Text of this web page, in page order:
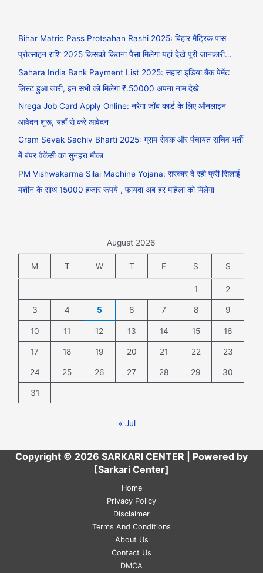
Bihar Matric Pass Protsahan Rashi 2025: बिहार मैट्रिक पास
प्रोत्साहन राशि 2025 किसको कितना पैसा मिलेगा यहां देखे पूरी जानकारी…
Sahara India Bank Payment List 2025: सहारा इंडिया बैंक पेमेंट
लिस्ट हुआ जारी, इन सभी को मिलेगा ₹.50000 अपना नाम देखे
Nrega Job Card Apply Online: नरेगा जॉब कार्ड के लिए ऑनलाइन
आवेदन शुरू, यहाँ से करे आवेदन
Gram Sevak Sachiv Bharti 2025: ग्राम सेवक और पंचायत सचिव भर्ती
में बंपर वैकेंसी का सुनहरा मौका
PM Vishwakarma Silai Machine Yojana: सरकार दे रही फ्री सिलाई
मशीन के साथ 15000 हजार रूपये , फायदा अब हर महिला को मिलेगा
August 2026
M T W T F S S
1 2
3 4 5 6 7 8 9
10 11 12 13 14 15 16
17 18 19 20 21 22 23
24 25 26 27 28 29 30
31
« Jul
Copyright © 2026 SARKARI CENTER | Powered by
[Sarkari Center]
Home
Privacy Policy
Disclaimer
Terms And Conditions
About Us
Contact Us
DMCA